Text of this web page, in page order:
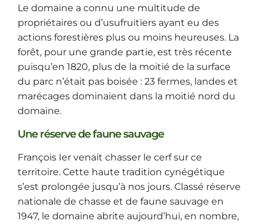
Le domaine a connu une multitude de
propriétaires ou d’usufruitiers ayant eu des
actions forestières plus ou moins heureuses. La
forêt, pour une grande partie, est très récente
puisqu’en 1820, plus de la moitié de la surface
du parc n’était pas boisée : 23 fermes, landes et
marécages dominaient dans la moitié nord du
domaine.
Une réserve de faune sauvage
François Ier venait chasser le cerf sur ce
territoire. Cette haute tradition cynégétique
s’est prolongée jusqu’à nos jours. Classé réserve
nationale de chasse et de faune sauvage en
1947, le domaine abrite aujourd’hui, en nombre,